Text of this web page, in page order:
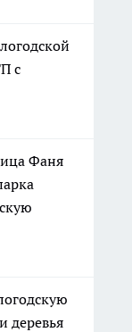
с
Фаня
деревья